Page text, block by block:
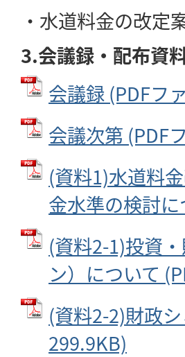
・水道料金の改定
3.会議録・配布資
会議録 (PDFフ
会議次第 (PDF
(資料1)水道料
金水準の検討
(資料2-1)投資
ン）について
(資料2-2)財政
299.9KB)